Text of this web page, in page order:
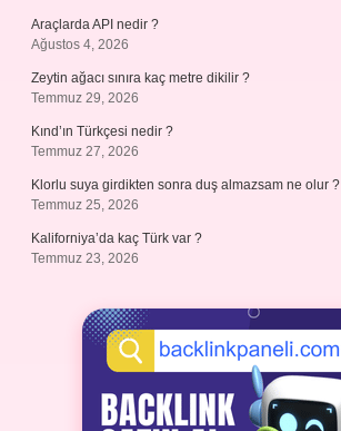
Araçlarda API nedir ?
Ağustos 4, 2026
Zeytin ağacı sınıra kaç metre dikilir ?
Temmuz 29, 2026
Kınd’ın Türkçesi nedir ?
Temmuz 27, 2026
Klorlu suya girdikten sonra duş almazsam ne olur ?
Temmuz 25, 2026
Kaliforniya’da kaç Türk var ?
Temmuz 23, 2026